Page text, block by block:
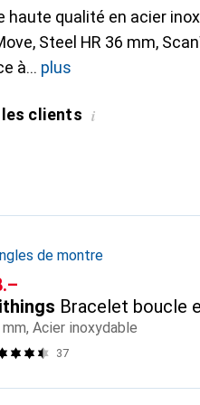
haute qualité en acier
Steel HR 36 mm,
à
plus
les clients i
de montre
Bracelet boucle
mm, Acier inoxydable
37